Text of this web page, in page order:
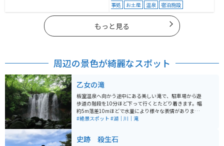
事処
お土産 温泉 宿泊施設
もっと見る
周辺の景色が綺麗なスポット
乙女の滝
板室温泉へ向かう途中にある美しい滝で、駐車場から遊
歩道の階段を10分ほど下って行くとたどり着きます。幅
約5m落差10mほどで水量により様々な表情があります。
滝からの流れと森の木々も美しく、清々しい空気とミス
#絶景スポット #湖｜川｜滝
史跡 殺生石